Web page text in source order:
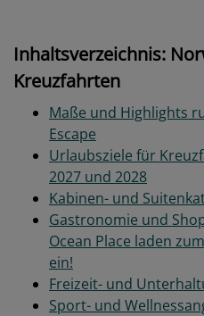
Inhaltsverzeichnis:
Kreuzfahrten
Maße und Highlights
Escape
Urlaubsziele für
2027 und 2028
Kabinen- und
Gastronomie und
Ocean Place laden
ein!
Freizeit- und
Sport- und